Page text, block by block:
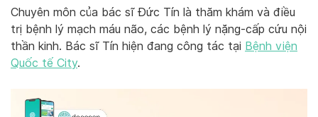
Chuyên môn của bác sĩ Đức Tín là thăm khám và điều
trị bệnh lý mạch máu não, các bệnh lý nặng-cấp cứu nội
thần kinh. Bác sĩ Tín hiện đang công tác tại Bệnh viện
Quốc tế City.